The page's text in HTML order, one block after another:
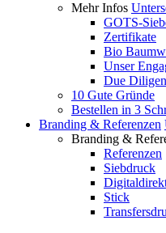
Mehr Infos
GOTS-
Zertifikate
Bio
Unser
Due
10 Gute Gründe
Bestellen in 3
Branding & Referenzen
Branding &
Referenzen
Siebdruck
Stick